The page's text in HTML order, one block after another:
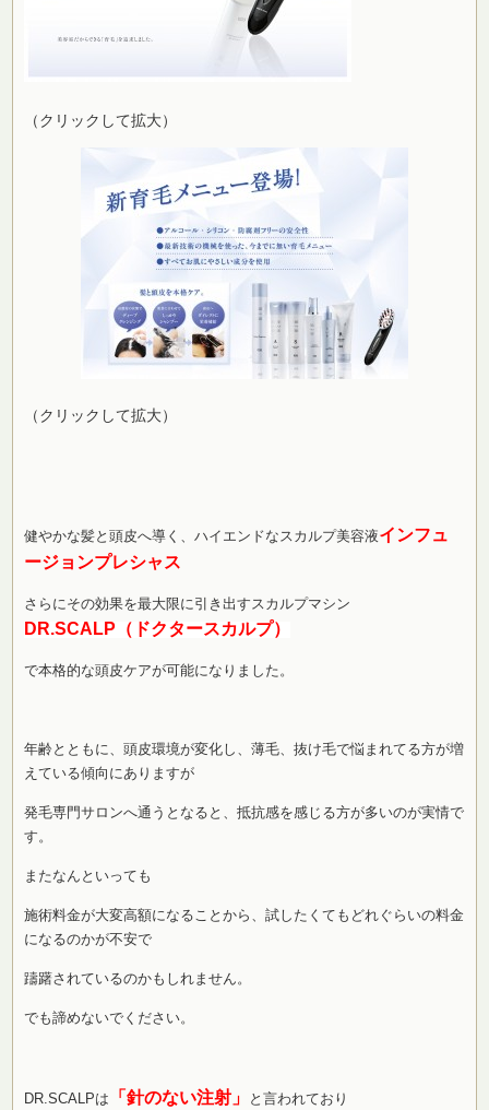
（クリックして拡大）
（クリックして拡大）
健やかな髪と頭皮へ導く、ハイエンドなスカルプ美容液インフュ
ージョンプレシャス
さらにその効果を最大限に引き出すスカルプマシン
DR.SCALP（ドクタースカルプ）
で本格的な頭皮ケアが可能になりました。
年齢とともに、頭皮環境が変化し、薄毛、抜け毛で悩まれてる方が増
えている傾向にありますが
発毛専門サロンへ通うとなると、抵抗感を感じる方が多いのが実情で
す。
またなんといっても
施術料金が大変高額になることから、試したくてもどれぐらいの料金
になるのかが不安で
躊躇されているのかもしれません。
でも諦めないでください。
DR.SCALPは 「針のない注射」 と言われており